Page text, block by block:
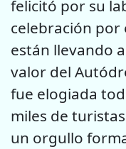
felicitó por su
celebración por
están llevando
valor del
fue elogiada
miles de
un orgullo